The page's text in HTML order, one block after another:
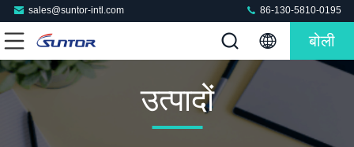
sales@suntor-intl.com 86-130-5810-0195
बोली
उत्पादों